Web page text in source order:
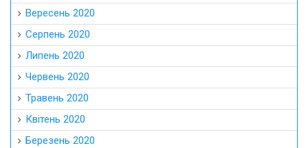
Вересень 2020
Серпень 2020
Липень 2020
Червень 2020
Травень 2020
Квітень 2020
Березень 2020